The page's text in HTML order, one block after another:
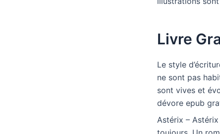
Livre
Le style
ne sont pas
sont vives et
dévore epub
Astérix –